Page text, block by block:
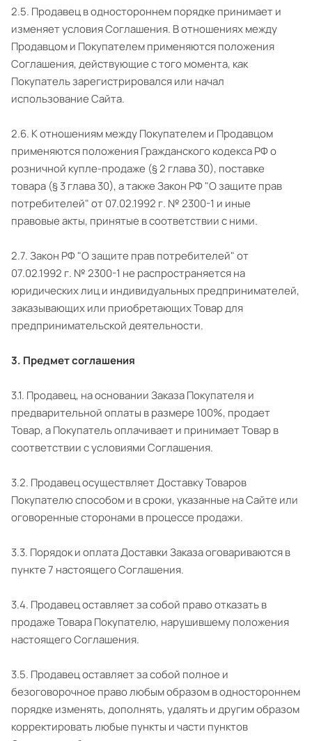
2.5. Продавец в одностороннем порядке принимает и
изменяет условия Соглашения. В отношениях между
Продавцом и Покупателем применяются положения
Соглашения, действующие с того момента, как
Покупатель зарегистрировался или начал
использование Сайта.
2.6. К отношениям между Покупателем и Продавцом
применяются положения Гражданского кодекса РФ о
розничной купле-продаже (§ 2 глава 30), поставке
товара (§ 3 глава 30), а также Закон РФ "О защите прав
потребителей" от 07.02.1992 г. № 2300-1 и иные
правовые акты, принятые в соответствии с ними.
2.7. Закон РФ "О защите прав потребителей" от
07.02.1992 г. № 2300-1 не распространяется на
юридических лиц и индивидуальных предпринимателей,
заказывающих или приобретающих Товар для
предпринимательской деятельности.
3. Предмет соглашения
3.1. Продавец, на основании Заказа Покупателя и
предварительной оплаты в размере 100%, продает
Товар, а Покупатель оплачивает и принимает Товар в
соответствии с условиями Соглашения.
3.2. Продавец осуществляет Доставку Товаров
Покупателю способом и в сроки, указанные на Сайте или
оговоренные сторонами в процессе продажи.
3.3. Порядок и оплата Доставки Заказа оговариваются в
пункте 7 настоящего Соглашения.
3.4. Продавец оставляет за собой право отказать в
продаже Товара Покупателю, нарушившему положения
настоящего Соглашения.
3.5. Продавец оставляет за собой полное и
безоговорочное право любым образом в одностороннем
порядке изменять, дополнять, удалять и другим образом
корректировать любые пункты и части пунктов